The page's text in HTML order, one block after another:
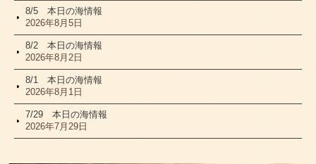
8/5 本日の海情報
2026年8月5日
8/2 本日の海情報
2026年8月2日
8/1 本日の海情報
2026年8月1日
7/29 本日の海情報
2026年7月29日